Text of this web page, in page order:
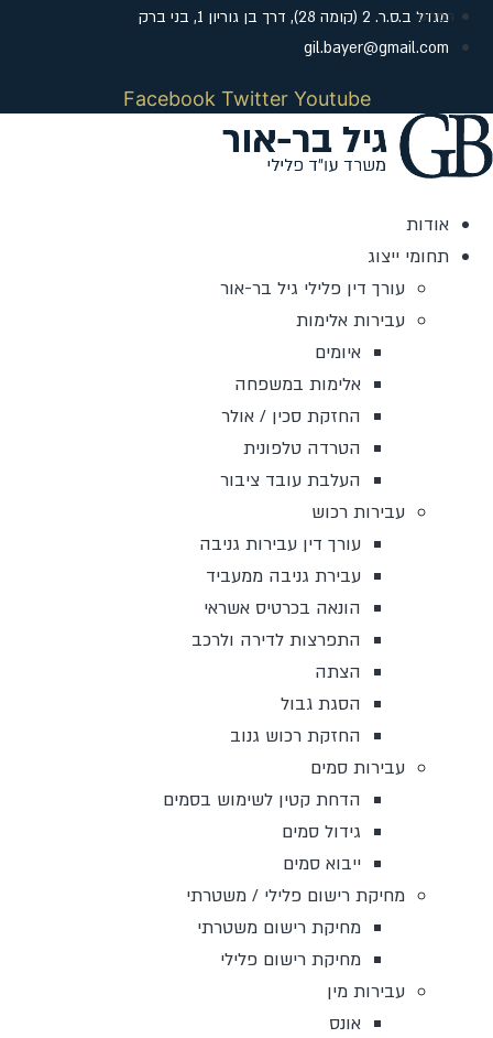
דלג
לתוכן
מגדל ב.ס.ר. 2 (קומה 28), דרך בן גוריון 1, בני ברק
gil.bayer@gmail.com
Facebook Twitter Youtube
אודות
תחומי ייצוג
עורך דין פלילי גיל בר-אור
עבירות אלימות
איומים
אלימות במשפחה
החזקת סכין / אולר
הטרדה טלפונית
העלבת עובד ציבור
עבירות רכוש
עורך דין עבירות גניבה
עבירת גניבה ממעביד
הונאה בכרטיס אשראי
התפרצות לדירה ולרכב
הצתה
הסגת גבול
החזקת רכוש גנוב
עבירות סמים
הדחת קטין לשימוש בסמים
גידול סמים
ייבוא סמים
מחיקת רישום פלילי / משטרתי
מחיקת רישום משטרתי
מחיקת רישום פלילי
עבירות מין
אונס